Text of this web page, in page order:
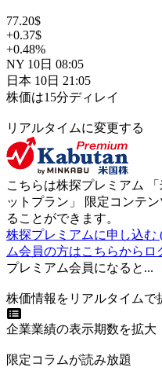
77.20$
+0.37$
+0.48%
NY 10日 08:05
日本 10日 21:05
株価は15分ディレイ
リアルタイムに変更する
こちらは株探プレミアム 「
ットプラン 」 限定コンテ
ることができます。
株探プレミアムに申し込む
ム会員の方はこちらからロ
プレミアム会員になると...
株価情報をリアルタイムで
企業業績の表示期数を拡大
限定コラムが読み放題